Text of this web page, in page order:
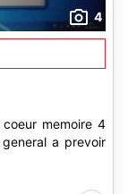
4
memoire 4
a prevoir